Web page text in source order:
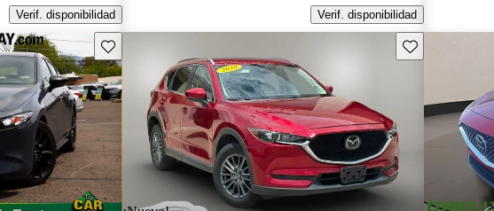
Verif. disponibilidad
Verif. disponibilidad
Guarda este Aviso Guarda este Aviso